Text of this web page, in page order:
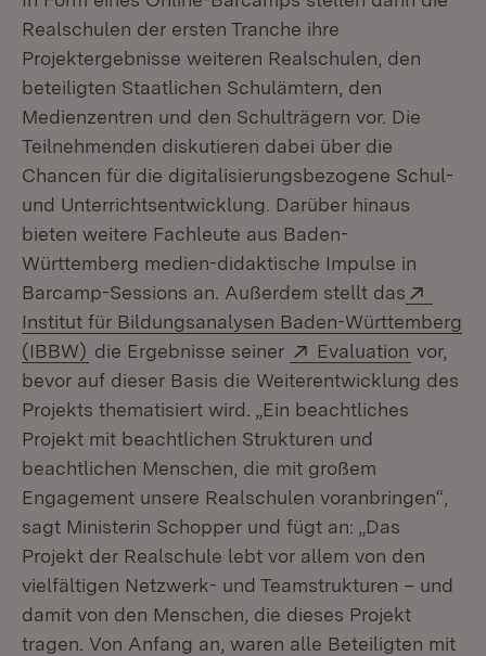
Realschulen der ersten Tranche ihre
Projektergebnisse weiteren Realschulen, den
beteiligten Staatlichen Schulämtern, den
Medienzentren und den Schulträgern vor. Die
Teilnehmenden diskutieren dabei über die
Chancen für die digitalisierungsbezogene Schul-
und Unterrichtsentwicklung. Darüber hinaus
bieten weitere Fachleute aus Baden-
Württemberg medien-didaktische Impulse in
Barcamp-Sessions an. Außerdem stellt das
Institut für Bildungsanalysen Baden-Württemberg
(IBBW) (Öffnet in neuem Fenster)
die Ergebnisse seiner Extern:
Evaluation (Öffnet
vor,
bevor auf dieser Basis die Weiterentwicklung des
Projekts thematisiert wird. „Ein beachtliches
Projekt mit beachtlichen Strukturen und
beachtlichen Menschen, die mit großem
Engagement unsere Realschulen voranbringen“,
sagt Ministerin Schopper und fügt an: „Das
Projekt der Realschule lebt vor allem von den
vielfältigen Netzwerk- und Teamstrukturen – und
damit von den Menschen, die dieses Projekt
tragen. Von Anfang an, waren alle Beteiligten mit